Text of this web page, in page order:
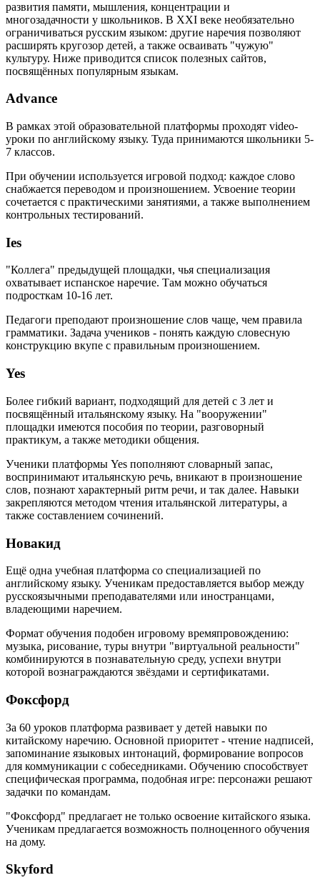
развития памяти, мышления, концентрации и
многозадачности у школьников. В XXI веке необязательно
ограничиваться русским языком: другие наречия позволяют
расширять кругозор детей, а также осваивать "чужую"
культуру. Ниже приводится список полезных сайтов,
посвящённых популярным языкам.
Advance
В рамках этой образовательной платформы проходят video-
уроки по английскому языку. Туда принимаются школьники 5-
7 классов.
При обучении используется игровой подход: каждое слово
снабжается переводом и произношением. Усвоение теории
сочетается с практическими занятиями, а также выполнением
контрольных тестирований.
Ies
"Коллега" предыдущей площадки, чья специализация
охватывает испанское наречие. Там можно обучаться
подросткам 10-16 лет.
Педагоги преподают произношение слов чаще, чем правила
грамматики. Задача учеников - понять каждую словесную
конструкцию вкупе с правильным произношением.
Yes
Более гибкий вариант, подходящий для детей с 3 лет и
посвящённый итальянскому языку. На "вооружении"
площадки имеются пособия по теории, разговорный
практикум, а также методики общения.
Ученики платформы Yes пополняют словарный запас,
воспринимают итальянскую речь, вникают в произношение
слов, познают характерный ритм речи, и так далее. Навыки
закрепляются методом чтения итальянской литературы, а
также составлением сочинений.
Новакид
Ещё одна учебная платформа со специализацией по
английскому языку. Ученикам предоставляется выбор между
русскоязычными преподавателями или иностранцами,
владеющими наречием.
Формат обучения подобен игровому времяпровождению:
музыка, рисование, туры внутри "виртуальной реальности"
комбинируются в познавательную среду, успехи внутри
которой вознаграждаются звёздами и сертификатами.
Фоксфорд
За 60 уроков платформа развивает у детей навыки по
китайскому наречию. Основной приоритет - чтение надписей,
запоминание языковых интонаций, формирование вопросов
для коммуникации с собеседниками. Обучению способствует
специфическая программа, подобная игре: персонажи решают
задачки по командам.
"Фоксфорд" предлагает не только освоение китайского языка.
Ученикам предлагается возможность полноценного обучения
на дому.
Skyford